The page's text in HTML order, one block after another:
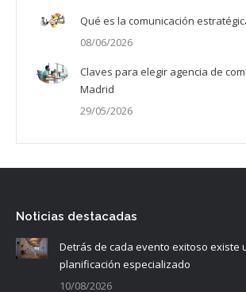
Qué es la comunicación
08/06/2026
Claves para elegir agencia de
Madrid
29/05/2026
Noticias destacadas
Detrás de cada evento exitoso existe
planificación especializado
10/08/2026